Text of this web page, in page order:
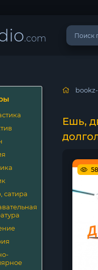
.com
сатира
Ешь,